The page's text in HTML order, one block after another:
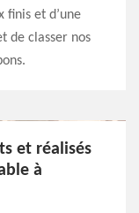
finis et d’une
de classer nos
et réalisés
à